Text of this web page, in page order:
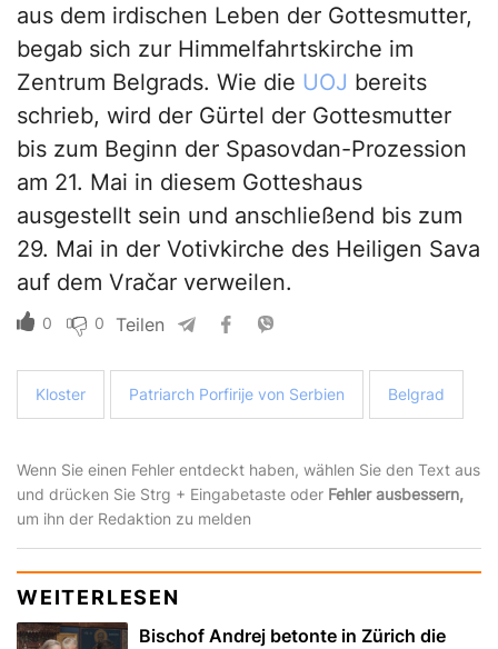
aus dem irdischen Leben der Gottesmutter,
begab sich zur Himmelfahrtskirche im
Zentrum Belgrads. Wie die UOJ bereits
schrieb, wird der Gürtel der Gottesmutter
bis zum Beginn der Spasovdan-Prozession
am 21. Mai in diesem Gotteshaus
ausgestellt sein und anschließend bis zum
29. Mai in der Votivkirche des Heiligen Sava
auf dem Vračar verweilen.
0 0 Teilen
Kloster Patriarch Porfirije von Serbien Belgrad
Wenn Sie einen Fehler entdeckt haben, wählen Sie den Text aus
und drücken Sie Strg + Eingabetaste oder Fehler ausbessern,
um ihn der Redaktion zu melden
WEITERLESEN
Bischof Andrej betonte in Zürich die